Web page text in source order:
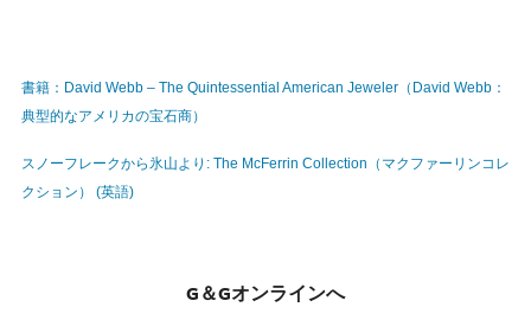
書籍：David Webb – The Quintessential American Jeweler（David Webb：
典型的なアメリカの宝石商）
スノーフレークから氷山より: The McFerrin Collection（マクファーリンコレ
クション） (英語)
G＆Gオンラインへ